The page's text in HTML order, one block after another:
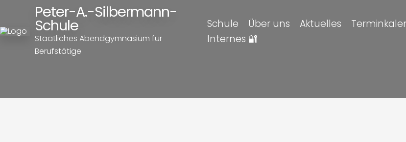
Peter-A.-Silbermann-
Schule
Staatliches Abendgymnasium für
Berufstätige
Schule Über uns Aktuelles
Internes 🔐